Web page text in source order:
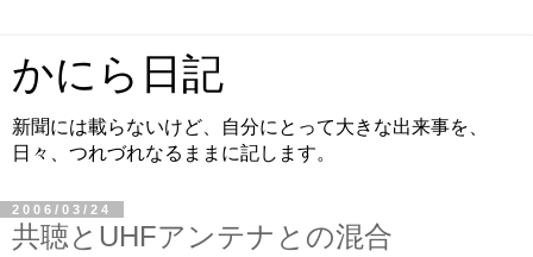
かにら日記
新聞には載らないけど、自分にとって大きな出来事を、
日々、つれづれなるままに記します。
2006/03/24
共聴とUHFアンテナとの混合